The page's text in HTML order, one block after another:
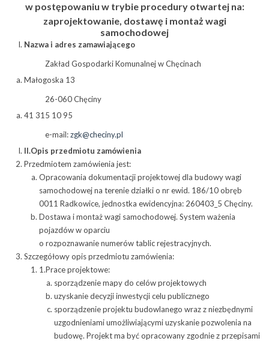
w postępowaniu w trybie procedury otwartej na:
zaprojektowanie, dostawę i montaż wagi
samochodowej
Nazwa i adres zamawiającego
Zakład Gospodarki Komunalnej w Chęcinach
Małogoska 13
26-060 Chęciny
41 315 10 95
e-mail:zgk@checiny.pl
II.Opis przedmiotu zamówienia
Przedmiotem zamówienia jest:
Opracowania dokumentacji projektowej dla budowy wagi
samochodowej na terenie działki o nr ewid. 186/10 obręb
0011 Radkowice, jednostka ewidencyjna: 260403_5 Chęciny.
Dostawa i montaż wagi samochodowej. System ważenia
pojazdów w oparciu
o rozpoznawanie numerów tablic rejestracyjnych.
Szczegółowy opis przedmiotu zamówienia:
1.Prace projektowe:
sporządzenie mapy do celów projektowych
uzyskanie decyzji inwestycji celu publicznego
sporządzenie projektu budowlanego wraz z niezbędnymi
uzgodnieniami umożliwiającymi uzyskanie pozwolenia na
budowę. Projekt ma być opracowany zgodnie z przepisami